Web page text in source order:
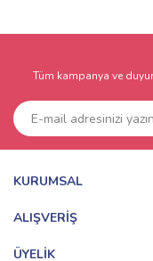
Tüm kampanya ve
KURUMSAL
ALIŞVERİŞ
ÜYELİK